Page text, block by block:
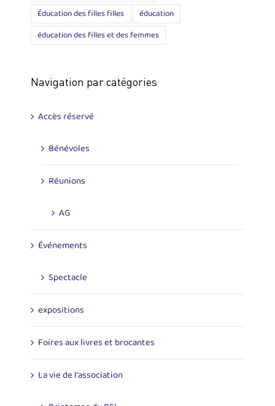
Éducation des filles filles
éducation
éducation des filles et des femmes
Navigation par catégories
Accès réservé
Bénévoles
Réunions
AG
Événements
Spectacle
expositions
Foires aux livres et brocantes
La vie de l'association